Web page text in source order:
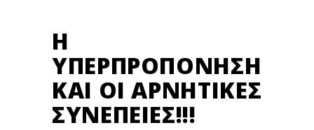
Η
ΥΠΕΡΠΡΟΠΌΝΗΣΗ
ΚΑΙ ΟΙ ΑΡΝΗΤΙΚΈΣ
ΣΥΝΈΠΕΙΕΣ!!!